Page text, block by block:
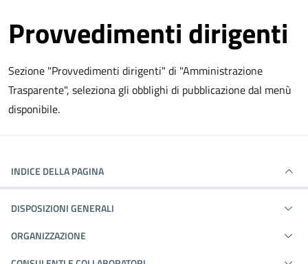
Provvedimenti dirigenti
Sezione "Provvedimenti dirigenti" di "Amministrazione
Trasparente", seleziona gli obblighi di pubblicazione dal menù
disponibile.
INDICE DELLA PAGINA
DISPOSIZIONI GENERALI
ORGANIZZAZIONE